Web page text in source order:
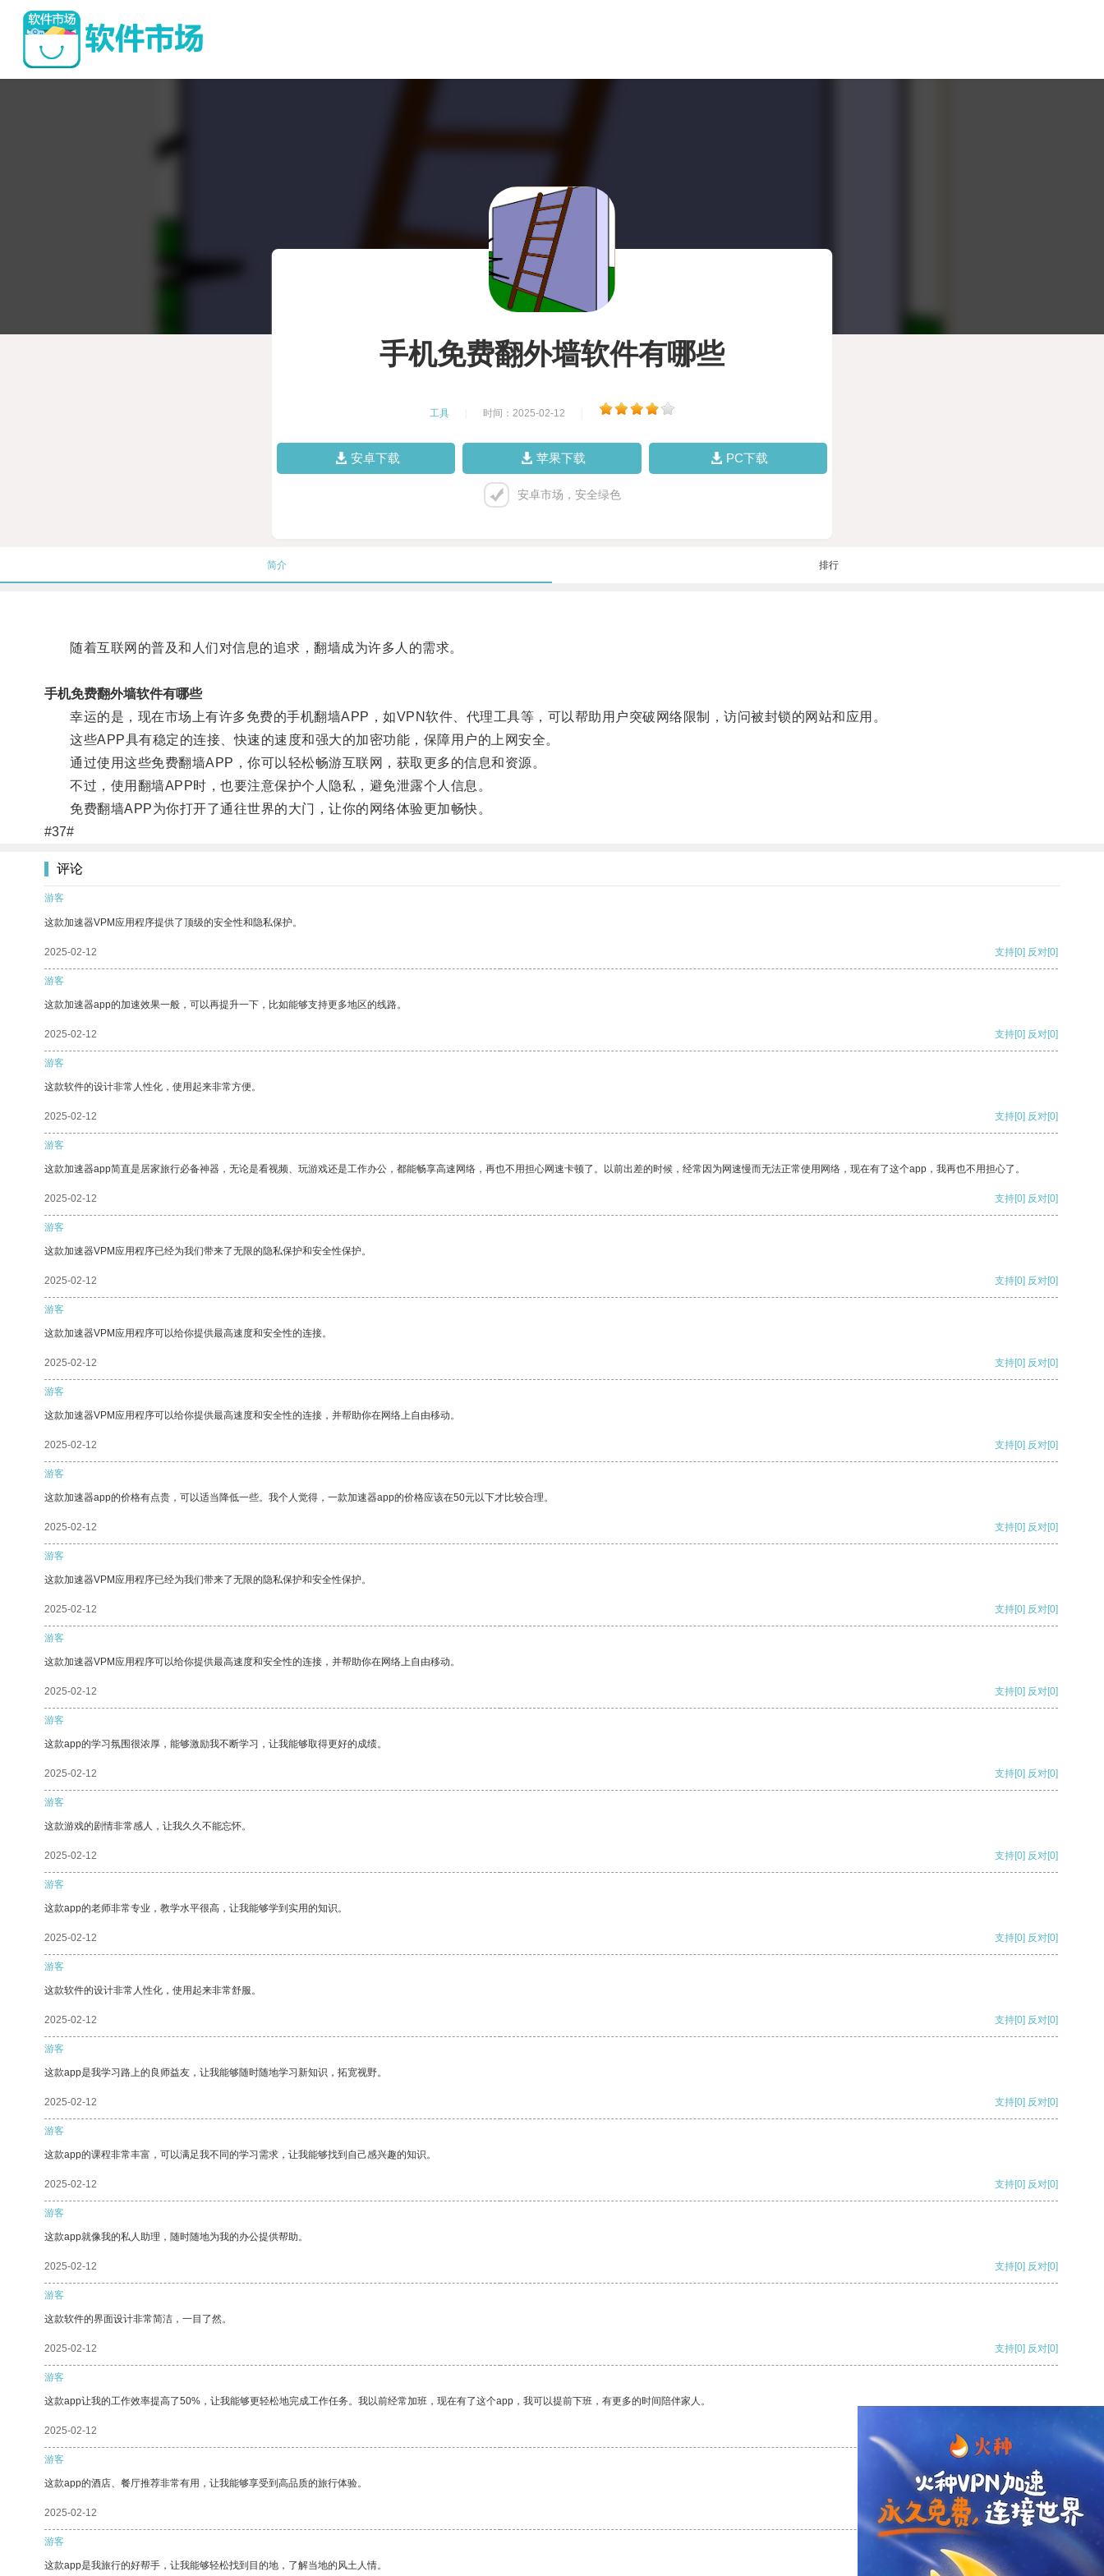
手机免费翻外墙软件有哪些
工具 时间：2025-02-12
安卓下载 苹果下载 PC下载
安卓市场，安全绿色
简介 排行
随着互联网的普及和人们对信息的追求，翻墙成为许多人的需求。
手机免费翻外墙软件有哪些
幸运的是，现在市场上有许多免费的手机翻墙APP，如VPN软件、代理工具等，可以帮助用户突破网络限制，访问被封锁的网站和应用。
这些APP具有稳定的连接、快速的速度和强大的加密功能，保障用户的上网安全。
通过使用这些免费翻墙APP，你可以轻松畅游互联网，获取更多的信息和资源。
不过，使用翻墙APP时，也要注意保护个人隐私，避免泄露个人信息。
免费翻墙APP为你打开了通往世界的大门，让你的网络体验更加畅快。
#37#
评论
游客
这款加速器VPM应用程序提供了顶级的安全性和隐私保护。
2025-02-12 支持[0] 反对[0]
游客
这款加速器app的加速效果一般，可以再提升一下，比如能够支持更多地区的线路。
2025-02-12 支持[0] 反对[0]
游客
这款软件的设计非常人性化，使用起来非常方便。
2025-02-12 支持[0] 反对[0]
游客
这款加速器app简直是居家旅行必备神器，无论是看视频、玩游戏还是工作办公，都能畅享高速网络，再也不用担心网速卡顿了。以前出差的时候，经常因为网速慢而无法正常使用网络，现在有了这个app，我再也不用担心了。
2025-02-12 支持[0] 反对[0]
游客
这款加速器VPM应用程序已经为我们带来了无限的隐私保护和安全性保护。
2025-02-12 支持[0] 反对[0]
游客
这款加速器VPM应用程序可以给你提供最高速度和安全性的连接。
2025-02-12 支持[0] 反对[0]
游客
这款加速器VPM应用程序可以给你提供最高速度和安全性的连接，并帮助你在网络上自由移动。
2025-02-12 支持[0] 反对[0]
游客
这款加速器app的价格有点贵，可以适当降低一些。我个人觉得，一款加速器app的价格应该在50元以下才比较合理。
2025-02-12 支持[0] 反对[0]
游客
这款加速器VPM应用程序已经为我们带来了无限的隐私保护和安全性保护。
2025-02-12 支持[0] 反对[0]
游客
这款加速器VPM应用程序可以给你提供最高速度和安全性的连接，并帮助你在网络上自由移动。
2025-02-12 支持[0] 反对[0]
游客
这款app的学习氛围很浓厚，能够激励我不断学习，让我能够取得更好的成绩。
2025-02-12 支持[0] 反对[0]
游客
这款游戏的剧情非常感人，让我久久不能忘怀。
2025-02-12 支持[0] 反对[0]
游客
这款app的老师非常专业，教学水平很高，让我能够学到实用的知识。
2025-02-12 支持[0] 反对[0]
游客
这款软件的设计非常人性化，使用起来非常舒服。
2025-02-12 支持[0] 反对[0]
游客
这款app是我学习路上的良师益友，让我能够随时随地学习新知识，拓宽视野。
2025-02-12 支持[0] 反对[0]
游客
这款app的课程非常丰富，可以满足我不同的学习需求，让我能够找到自己感兴趣的知识。
2025-02-12 支持[0] 反对[0]
游客
这款app就像我的私人助理，随时随地为我的办公提供帮助。
2025-02-12 支持[0] 反对[0]
游客
这款软件的界面设计非常简洁，一目了然。
2025-02-12 支持[0] 反对[0]
游客
这款app让我的工作效率提高了50%，让我能够更轻松地完成工作任务。我以前经常加班，现在有了这个app，我可以提前下班，有更多的时间陪伴家人。
2025-02-12
游客
这款app的酒店、餐厅推荐非常有用，让我能够享受到高品质的旅行体验。
2025-02-12 支持 [0] 反对[0]
游客
这款app是我旅行的好帮手，让我能够轻松找到目的地，了解当地的风土人情。